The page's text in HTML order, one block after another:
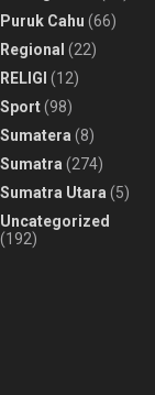
Puruk Cahu (66)
Regional (22)
RELIGI (12)
Sport(98)
Sumatera (8)
Sumatra (274)
Sumatra Utara (5)
Uncategorized
(192)